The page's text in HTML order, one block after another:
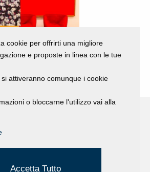
i.v.
Privacy Policy
cookie per offrirti una migliore
e proposte in linea con le tue
attiveranno comunque i cookie
o bloccarne l'utilizzo vai alla
Accetta Tutto